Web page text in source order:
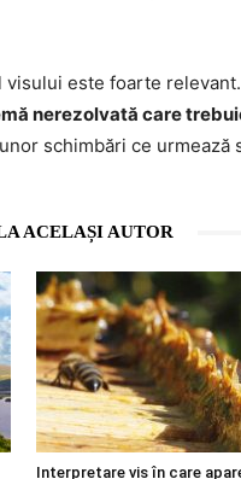
este foarte
nerezolvată care
schimbări ce urmează
ACELAȘI AUTOR
Interpretare vis în care